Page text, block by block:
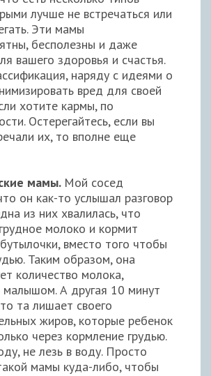
лучше не встречаться или
Эти мамы
бесполезны и даже
вашего здоровья и счастья.
наряду с идеями о
вред для своей
хотите кармы, по
Остерегайтесь, если вы
их, то вполне еще
мамы. Мой сосед
он как-то услышал разговор
из них хвалилась, что
молоко и кормит
вместо того чтобы
Таким образом, она
количество молока,
малышом. А другая 10 минут
та лишает своего
жиров, которые ребенок
через кормление грудью.
не лезь в воду. Просто
мамы куда-либо, чтобы